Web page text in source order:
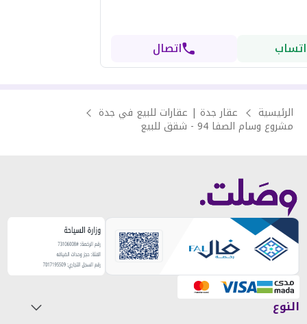
اتصال
الرئيسية عقار جدة | عقارات للبيع في جدة
مشروع وسام الصفا 94 - شقق للبيع
النوع